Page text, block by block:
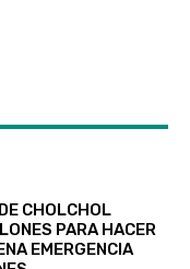
CHOLCHOL
PARA HACER
EMERGENCIA